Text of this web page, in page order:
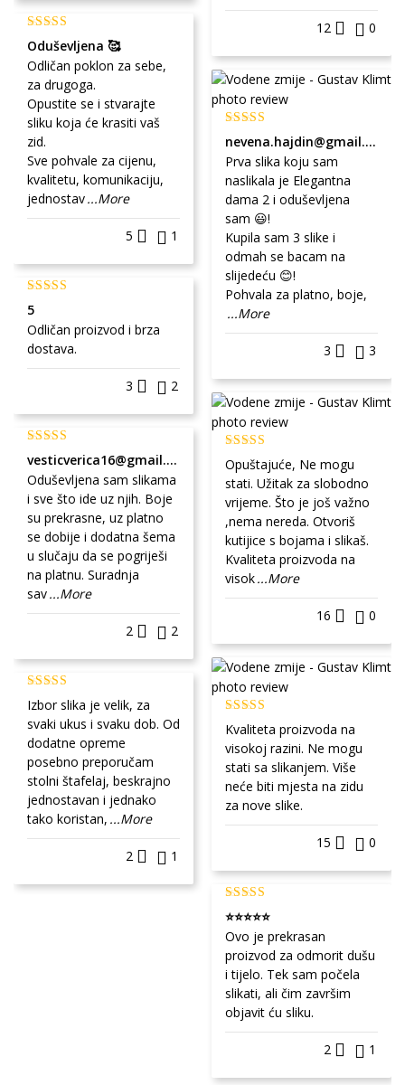
Oduševljena 🥰
Odličan poklon za sebe,
za drugoga.
Opustite se i stvarajte
sliku koja će krasiti vaš
zid.
Sve pohvale za cijenu,
kvalitetu, komunikaciju,
jednostav...More
5 1
5
Odličan proizvod i brza
dostava.
3 2
vesticverica16@gmail.com
Oduševljena sam slikama
i sve što ide uz njih. Boje
su prekrasne, uz platno
se dobije i dodatna šema
u slučaju da se pogriješi
na platnu. Suradnja
sav...More
2 2
Izbor slika je velik, za
svaki ukus i svaku dob. Od
dodatne opreme
posebno preporučam
stolni štafelaj, beskrajno
jednostavan i jednako
tako koristan, ...More
2 1
12 0
nevena.hajdin@gmail.com
Prva slika koju sam
naslikala je Elegantna
dama 2 i oduševljena
sam 😃!
Kupila sam 3 slike i
odmah se bacam na
slijedeću 😊!
Pohvala za platno, boje,
...More
3 3
Opuštajuće, Ne mogu
stati. Užitak za slobodno
vrijeme. Što je još važno
,nema nereda. Otvoriš
kutijice s bojama i slikaš.
Kvaliteta proizvoda na
visok...More
16 0
Kvaliteta proizvoda na
visokoj razini. Ne mogu
stati sa slikanjem. Više
neće biti mjesta na zidu
za nove slike.
15 0
⭐⭐⭐⭐⭐
Ovo je prekrasan
proizvod za odmorit dušu
i tijelo. Tek sam počela
slikati, ali čim završim
objavit ću sliku.
2 1